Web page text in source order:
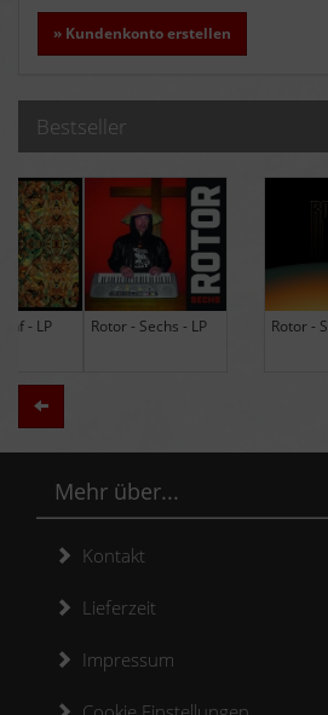
» Kundenkonto erstellen
Bestseller
Rotor - Sechs - LP Rotor - Sieben - LP
Zurück
Mehr über...
Kontakt
Lieferzeit
Impressum